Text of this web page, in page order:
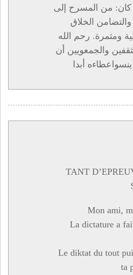
كان: من المسرح إلى
والتضامن الخلاق
ومثمرة. رحم الله
والجمعويين أن
أبدا
TANT
Mon ami,
La dictature a
Le diktat du tout
ta